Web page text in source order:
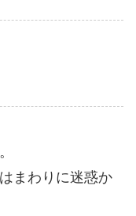
まわりに迷惑か